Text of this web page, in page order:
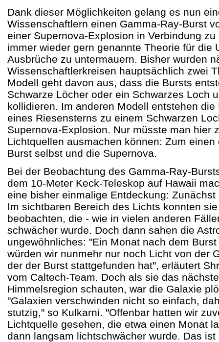
Dank dieser Möglichkeiten gelang es nun
Wissenschaftlern einen Gamma-Ray-Burst
einer Supernova-Explosion in Verbindung
immer wieder gern genannte Theorie für die
Ausbrüche zu untermauern. Bisher wurden
Wissenschaftlerkreisen hauptsächlich zwei
Modell geht davon aus, dass die Bursts
Schwarze Löcher oder ein Schwarzes Loch
kollidieren. Im anderen Modell entstehen
eines Riesensterns zu einem Schwarzen
Supernova-Explosion. Nur müsste man hier
Lichtquellen ausmachen können: Zum einen
Burst selbst und die Supernova.
Bei der Beobachtung des Gamma-Ray-
dem 10-Meter Keck-Teleskop auf Hawaii
eine bisher einmalige Entdeckung:
Im sichtbaren Bereich des Lichts konnten
beobachten, die - wie in vielen anderen
schwächer wurde. Doch dann sahen die
ungewöhnliches: "Ein Monat nach dem
würden wir nunmehr nur noch Licht von der
der der Burst stattgefunden hat", erläutert
vom Caltech-Team. Doch als sie das
Himmelsregion schauten, war die Galaxie
"Galaxien verschwinden nicht so einfach,
stutzig," so Kulkarni. "Offenbar hatten wir
Lichtquelle gesehen, die etwa einen Monat
dann langsam lichtschwächer wurde. Das